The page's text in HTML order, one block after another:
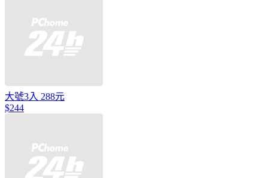
大號3入 288元
$244